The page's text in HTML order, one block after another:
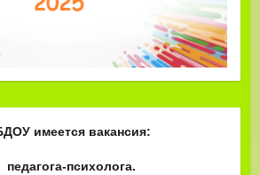
имеется вакансия:
психолога.